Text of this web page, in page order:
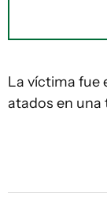
La víctima fue
atados en una